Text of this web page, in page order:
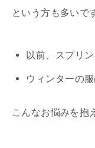
という方も多いで
以前、スプリ
ウィンターの
こんなお悩みを抱